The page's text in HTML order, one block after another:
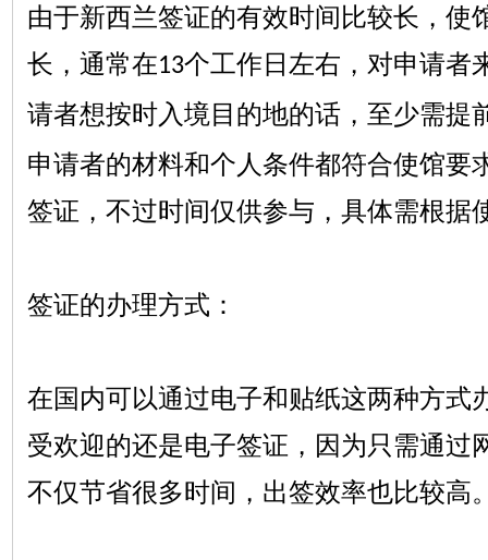
由于新西兰签证的有效时间比较长，使
长，通常在13个工作日左右，对申请者
请者想按时入境目的地的话，至少需提
申请者的材料和个人条件都符合使馆要
签证，不过时间仅供参与，具体需根据
签证的办理方式：
在国内可以通过电子和贴纸这两种方式
受欢迎的还是电子签证，因为只需通过
不仅节省很多时间，出签效率也比较高